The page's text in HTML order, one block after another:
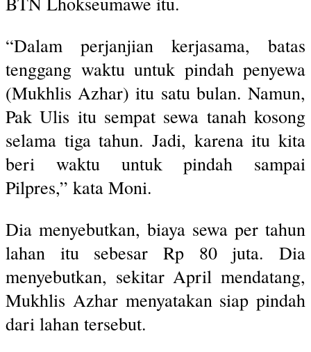
“Dalam perjanjian kerjasama, batas
tenggang waktu untuk pindah penyewa
(Mukhlis Azhar) itu satu bulan. Namun,
Pak Ulis itu sempat sewa tanah kosong
selama tiga tahun. Jadi, karena itu kita
beri waktu untuk pindah sampai
Pilpres,” kata Moni.
Dia menyebutkan, biaya sewa per tahun
lahan itu sebesar Rp 80 juta. Dia
menyebutkan, sekitar April mendatang,
Mukhlis Azhar menyatakan siap pindah
dari lahan tersebut.